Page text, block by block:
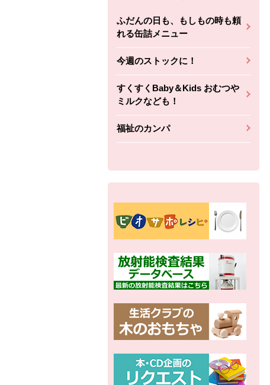
ふだんの日も、もしもの時も頼
れる缶詰メニュー
今週のストックに！
すくすくBaby＆Kids おむつや
ミルクなども！
福祉のカンパ
ちょこっと揚げ（香
バルサミコ